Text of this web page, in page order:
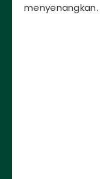
menyenangkan.